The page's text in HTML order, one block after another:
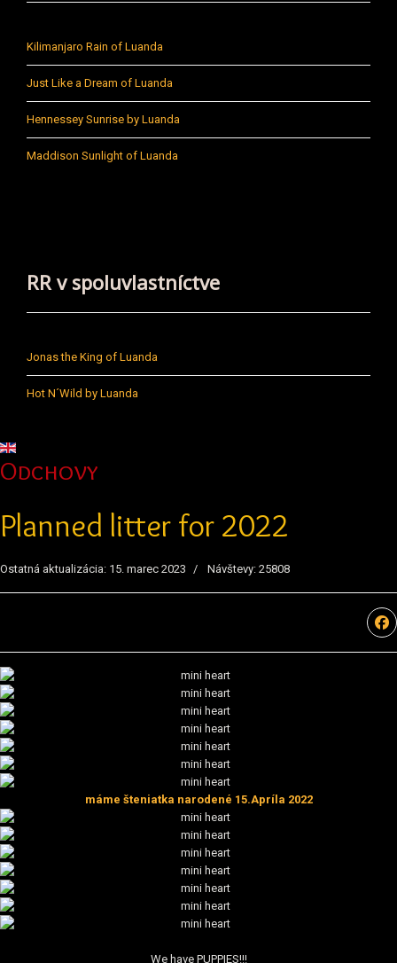
Kilimanjaro Rain of Luanda
Just Like a Dream of Luanda
Hennessey Sunrise by Luanda
Maddison Sunlight of Luanda
RR v spoluvlastníctve
Jonas the King of Luanda
Hot N´Wild by Luanda
Vyberte váš jazyk
Odchovy
Planned litter for 2022
Ostatná aktualizácia: 15. marec 2023 Návštevy: 25808
máme šteniatka narodené 15.Apríla 2022
We have PUPPIES!!!